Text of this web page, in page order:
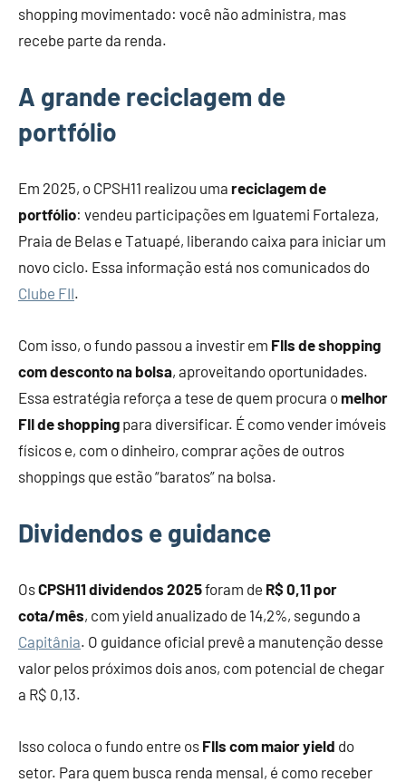
shopping movimentado: você não administra, mas
recebe parte da renda.
A grande reciclagem de
portfólio
Em 2025, o CPSH11 realizou uma reciclagem de
portfólio: vendeu participações em Iguatemi Fortaleza,
Praia de Belas e Tatuapé, liberando caixa para iniciar um
novo ciclo. Essa informação está nos comunicados do
Clube FII.
Com isso, o fundo passou a investir em FIIs de shopping
com desconto na bolsa, aproveitando oportunidades.
Essa estratégia reforça a tese de quem procura omelhor
FII de shopping para diversificar. É como vender imóveis
físicos e, com o dinheiro, comprar ações de outros
shoppings que estão “baratos” na bolsa.
Dividendos e guidance
OsCPSH11 dividendos 2025foram de R$ 0,11 por
cota/mês, com yield anualizado de 14,2%, segundo a
Capitânia. O guidance oficial prevê a manutenção desse
valor pelos próximos dois anos, com potencial de chegar
a R$ 0,13.
Isso coloca o fundo entre os FIIs com maior yield do
setor. Para quem busca renda mensal, é como receber